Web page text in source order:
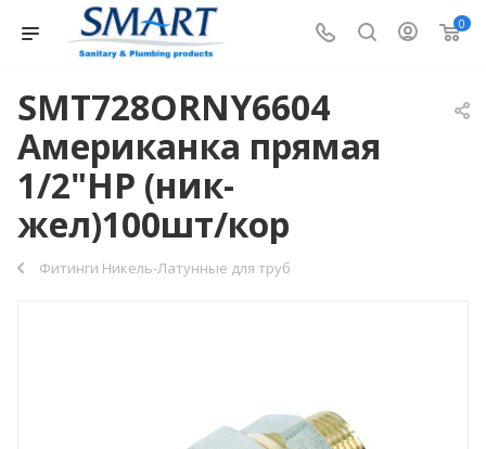
0
SMT728ORNY6604
Американка прямая
1/2"НР (ник-
жел)100шт/кор
Фитинги Никель-Латунные для труб